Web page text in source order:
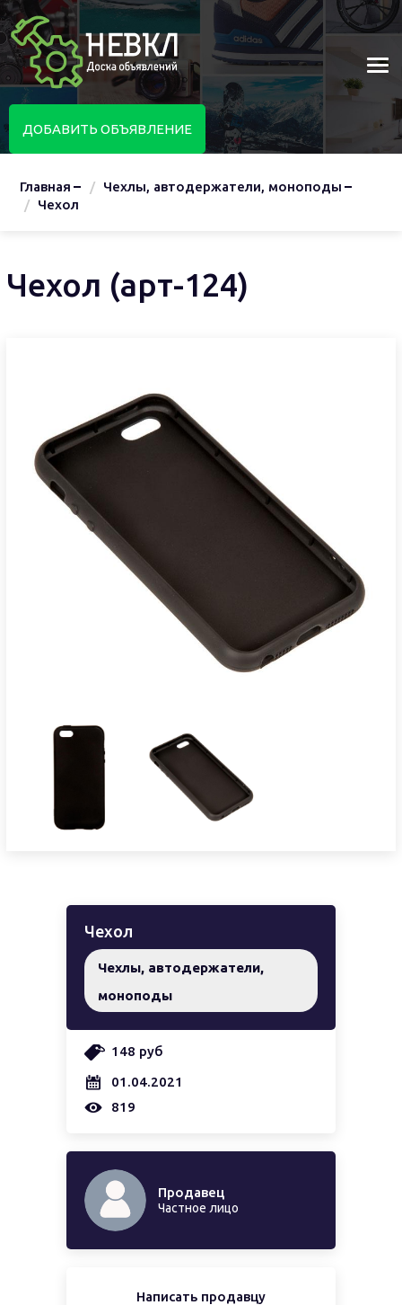
ДОБАВИТЬ ОБЪЯВЛЕНИЕ
Главная
Чехлы, автодержатели, моноподы
Чехол
Чехол (арт-124)
Чехол
Чехлы, автодержатели,
моноподы
148 руб
01.04.2021
819
Продавец
Частное лицо
Написать продавцу